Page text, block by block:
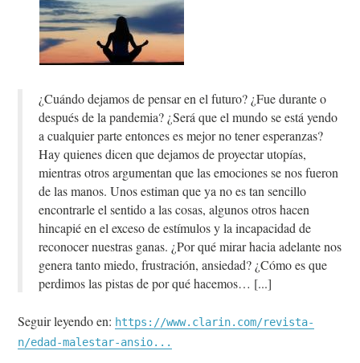
¿Cuándo dejamos de pensar en el futuro? ¿Fue durante o
después de la pandemia? ¿Será que el mundo se está yendo
a cualquier parte entonces es mejor no tener esperanzas?
Hay quienes dicen que dejamos de proyectar utopías,
mientras otros argumentan que las emociones se nos fueron
de las manos. Unos estiman que ya no es tan sencillo
encontrarle el sentido a las cosas, algunos otros hacen
hincapié en el exceso de estímulos y la incapacidad de
reconocer nuestras ganas. ¿Por qué mirar hacia adelante nos
genera tanto miedo, frustración, ansiedad? ¿Cómo es que
perdimos las pistas de por qué hacemos…
Seguir leyendo en: https://www.clarin.com/revista-
n/edad-malestar-ansio...